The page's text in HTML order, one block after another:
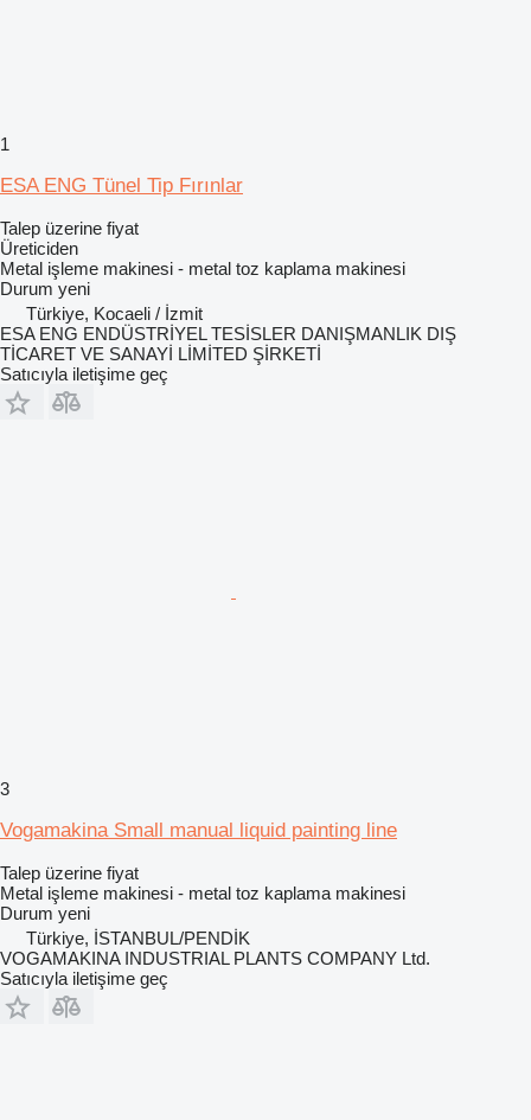
1
ESA ENG Tünel Tip Fırınlar
Talep üzerine fiyat
Üreticiden
Metal işleme makinesi - metal toz kaplama makinesi
Durum yeni
Türkiye, Kocaeli / İzmit
ESA ENG ENDÜSTRİYEL TESİSLER DANIŞMANLIK DIŞ
TİCARET VE SANAYİ LİMİTED ŞİRKETİ
Satıcıyla iletişime geç
3
Vogamakina Small manual liquid painting line
Talep üzerine fiyat
Metal işleme makinesi - metal toz kaplama makinesi
Durum yeni
Türkiye, İSTANBUL/PENDİK
VOGAMAKINA INDUSTRIAL PLANTS COMPANY Ltd.
Satıcıyla iletişime geç